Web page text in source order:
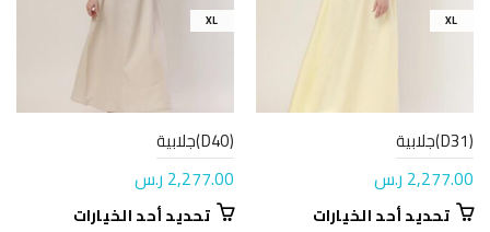
XL
(D31)جلابية
2,277.00 ر.س
تحديد أحد الخيارات
XL
(D40)جلابية
2,277.00 ر.س
تحديد أحد الخيارات